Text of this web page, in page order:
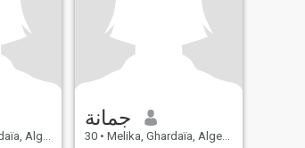
Algerien
جمانة
30 • Melika, Ghardaïa, Algerien